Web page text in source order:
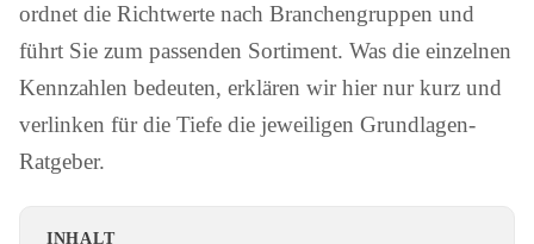
ordnet die Richtwerte nach Branchengruppen und
führt Sie zum passenden Sortiment. Was die einzelnen
Kennzahlen bedeuten, erklären wir hier nur kurz und
verlinken für die Tiefe die jeweiligen Grundlagen-
Ratgeber.
INHALT